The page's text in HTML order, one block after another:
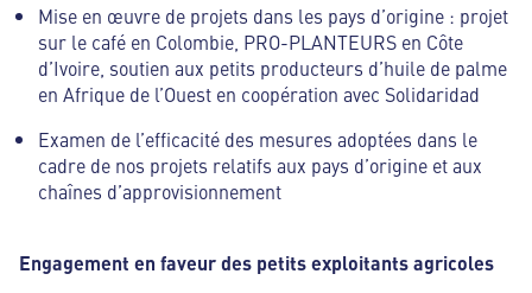
Mise en œuvre de projets dans les pays d’origine : projet
sur le café en Colombie, PRO-PLANTEURS en Côte
d’Ivoire, soutien aux petits producteurs d’huile de palme
en Afrique de l’Ouest en coopération avec Solidaridad
Examen de l’efficacité des mesures adoptées dans le
cadre de nos projets relatifs aux pays d’origine et aux
chaînes d’approvisionnement
Engagement en faveur des petits exploitants agricoles